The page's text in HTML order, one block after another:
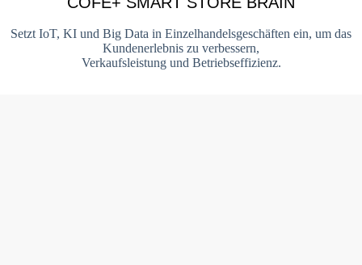
Setzt IoT, KI und Big Data in Einzelhandelsgeschäften ein, um das
Kundenerlebnis zu verbessern,
Verkaufsleistung und Betriebseffizienz.